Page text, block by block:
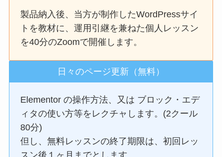
製品納入後、当方が制作したWordPressサイ
トを教材に、運用引継を兼ねた個人レッスン
を40分のZoomで開催します。
日々のページ更新（無料）
Elementor の操作方法、又は ブロック・エデ
ィタの使い方等をレクチャします。(2クール
80分)
但し、無料レッスンの終了期限は、初回レッ
スン後１ヶ月までとします。